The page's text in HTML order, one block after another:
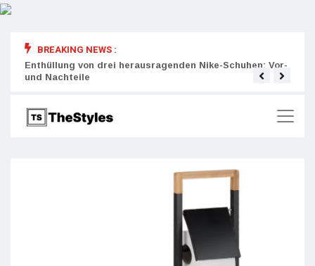
BREAKING NEWS :
Enthüllung von drei herausragenden Nike-Schuhen: Vor-
und Nachteile